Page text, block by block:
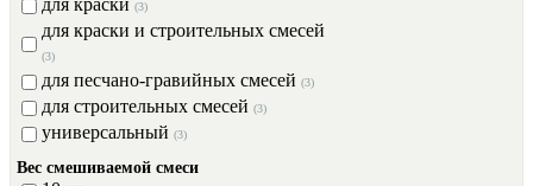
для краски (3)
для краски и строительных смесей
(3)
для песчано-гравийных смесей (3)
для строительных смесей (3)
универсальный (3)
Вес смешиваемой смеси